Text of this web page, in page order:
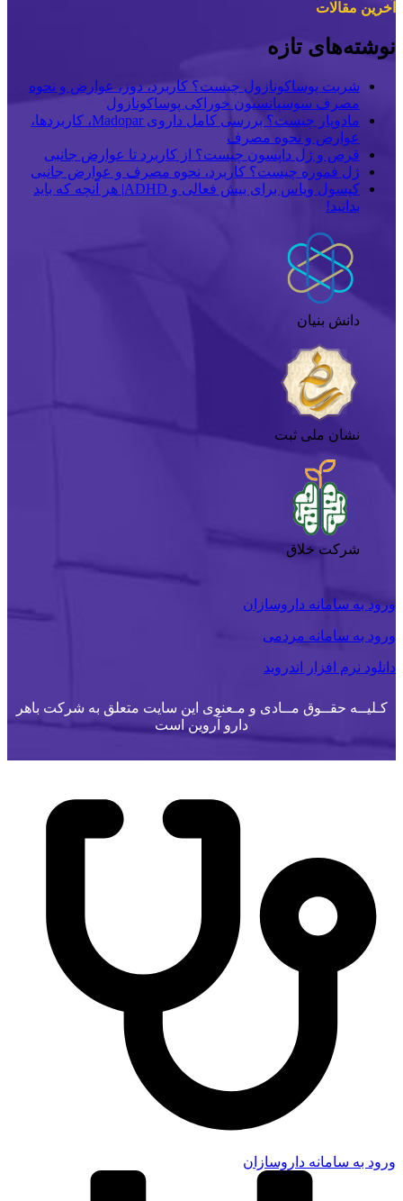
آخرین مقالات
نوشته‌های تازه
شربت پوساکونازول چیست؟ کاربرد، دوز، عوارض و نحوه
مصرف سوسپانسیون خوراکی پوساکونازول
مادوپار چیست؟ بررسی کامل داروی Madopar، کاربردها،
عوارض و نحوه مصرف
قرص و ژل داپسون چیست؟ از کاربرد تا عوارض جانبی
ژل فموره چیست؟ کاربرد، نحوه مصرف و عوارض جانبی
کپسول ویاس برای بیش فعالی و ADHD| هر آنچه که باید
بدانید!
دانش بنیان
نشان ملی ثبت
شرکت خلاق
ورود به سامانه داروسازان
ورود به سامانه مردمی
دانلود نرم افزار اندروید
کـلیــه حقــوق مــادی و مـعنوی این سایت متعلق به شرکت باهر
دارو آروین است
ورود به سامانه داروسازان